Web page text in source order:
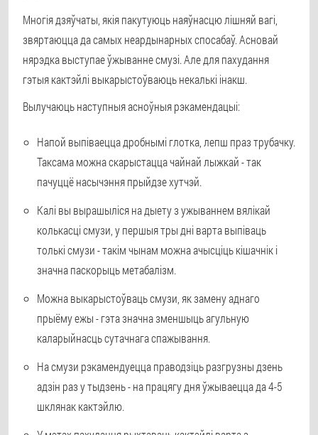
Многія дзяўчаты, якія пакутуюць наяўнасцю лішняй вагі,
звяртаюцца да самых неардынарных спосабаў. Асновай
нярэдка выступае ўжыванне смузі. Але для пахудання
гэтыя кактэйлі выкарыстоўваюць некалькі інакш.
Вылучаюць наступныя асноўныя рэкамендацыі:
Напой выпіваецца дробнымі глотка, лепш праз трубачку.
Таксама можна скарыстацца чайнай лыжкай - так
пачуццё насычэння прыйдзе хутчэй.
Калі вы вырашыліся на дыету з ужываннем вялікай
колькасці смузи, у першыя тры дні варта выпіваць
толькі смузи - такім чынам можна ачысціць кішачнік і
значна паскорыць метабалізм.
Можна выкарыстоўваць смузи, як замену аднаго
прыёму ежы - гэта значна зменшыць агульную
каларыйнасць сутачнага спажывання.
На смузи рэкамендуецца праводзіць разгрузны дзень
адзін раз у тыдзень - на працягу дня ўжываецца да 4-5
шклянак кактэйлю.